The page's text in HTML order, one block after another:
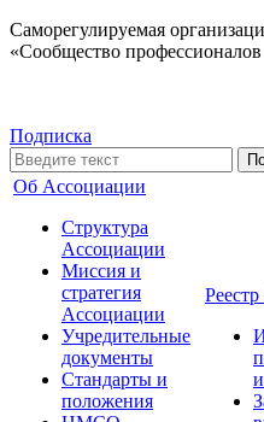
Саморегулируемая
«Сообщество
Подписка
Об Ассоциации
Структура
Ассоциации
Миссия и
стратегия
Ассоциации
Учредительные
документы
Стандарты и
положения